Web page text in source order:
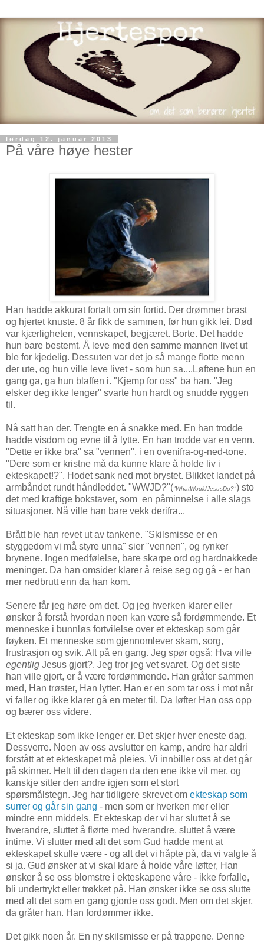
lørdag 12. januar 2013
På våre høye hester
Han hadde akkurat fortalt om sin fortid. Der drømmer brast
og hjertet knuste. 8 år fikk de sammen, før hun gikk lei. Død
var kjærligheten, vennskapet, begjæret. Borte. Det hadde
hun bare bestemt. Å leve med den samme mannen livet ut
ble for kjedelig. Dessuten var det jo så mange flotte menn
der ute, og hun ville leve livet - som hun sa....Løftene hun en
gang ga, ga hun blaffen i. "Kjemp for oss" ba han. "Jeg
elsker deg ikke lenger" svarte hun hardt og snudde ryggen
til.
Nå satt han der. Trengte en å snakke med. En han trodde
hadde visdom og evne til å lytte. En han trodde var en venn.
"Dette er ikke bra" sa "vennen", i en ovenifra-og-ned-tone.
"Dere som er kristne må da kunne klare å holde liv i
ekteskapet!?". Hodet sank ned mot brystet. Blikket landet på
armbåndet rundt håndleddet. "WWJD?"("WhatWouldJesusDo?") sto
det med kraftige bokstaver, som en påminnelse i alle slags
situasjoner. Nå ville han bare vekk derifra...
Brått ble han revet ut av tankene. "Skilsmisse er en
styggedom vi må styre unna" sier "vennen", og rynker
brynene. Ingen medfølelse, bare skarpe ord og hardnakkede
meninger. Da han omsider klarer å reise seg og gå - er han
mer nedbrutt enn da han kom.
Senere får jeg høre om det. Og jeg hverken klarer eller
ønsker å forstå hvordan noen kan være så fordømmende. Et
menneske i bunnløs fortvilelse over et ekteskap som går
føyken. Et menneske som gjennomlever skam, sorg,
frustrasjon og svik. Alt på en gang. Jeg spør også: Hva ville
egentlig Jesus gjort?. Jeg tror jeg vet svaret. Og det siste
han ville gjort, er å være fordømmende. Han gråter sammen
med, Han trøster, Han lytter. Han er en som tar oss i mot når
vi faller og ikke klarer gå en meter til. Da løfter Han oss opp
og bærer oss videre.
Et ekteskap som ikke lenger er. Det skjer hver eneste dag.
Dessverre. Noen av oss avslutter en kamp, andre har aldri
forstått at et ekteskapet må pleies. Vi innbiller oss at det går
på skinner. Helt til den dagen da den ene ikke vil mer, og
kanskje sitter den andre igjen som et stort
spørsmålstegn. Jeg har tidligere skrevet om ekteskap som
surrer og går sin gang - men som er hverken mer eller
mindre enn middels. Et ekteskap der vi har sluttet å se
hverandre, sluttet å flørte med hverandre, sluttet å være
intime. Vi slutter med alt det som Gud hadde ment at
ekteskapet skulle være - og alt det vi håpte på, da vi valgte å
si ja. Gud ønsker at vi skal klare å holde våre løfter, Han
ønsker å se oss blomstre i ekteskapene våre - ikke forfalle,
bli undertrykt eller trøkket på. Han ønsker ikke se oss slutte
med alt det som en gang gjorde oss godt. Men om det skjer,
da gråter han. Han fordømmer ikke.
Det gikk noen år. En ny skilsmisse er på trappene. Denne